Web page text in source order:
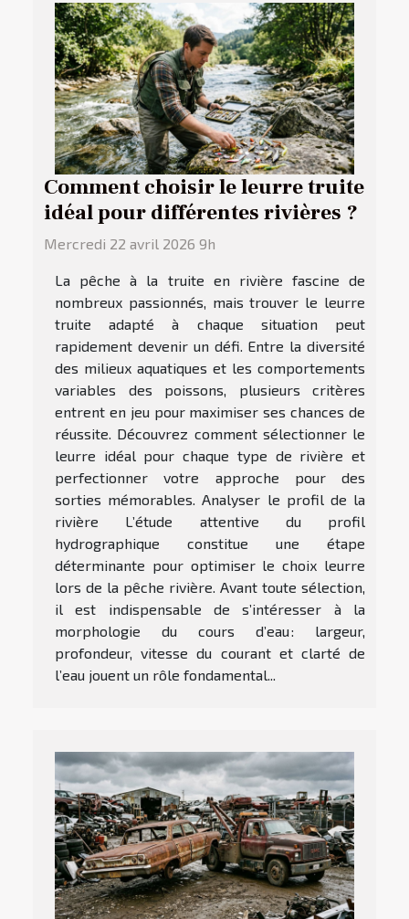
Comment choisir le leurre truite
idéal pour différentes rivières ?
Mercredi 22 avril 2026 9h
La pêche à la truite en rivière fascine de
nombreux passionnés, mais trouver le leurre
truite adapté à chaque situation peut
rapidement devenir un défi. Entre la diversité
des milieux aquatiques et les comportements
variables des poissons, plusieurs critères
entrent en jeu pour maximiser ses chances de
réussite. Découvrez comment sélectionner le
leurre idéal pour chaque type de rivière et
perfectionner votre approche pour des
sorties mémorables. Analyser le profil de la
rivière L’étude attentive du profil
hydrographique constitue une étape
déterminante pour optimiser le choix leurre
lors de la pêche rivière. Avant toute sélection,
il est indispensable de s’intéresser à la
morphologie du cours d’eau : largeur,
profondeur, vitesse du courant et clarté de
l’eau jouent un rôle fondamental...